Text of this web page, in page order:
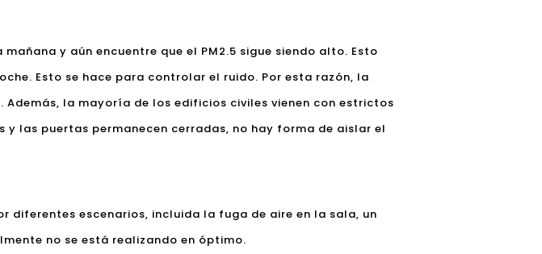
y aún encuentre que el PM2.5 sigue siendo alto. Esto
Esto se hace para controlar el ruido. Por esta razón, la
la mayoría de los edificios civiles vienen con estrictos
las puertas permanecen cerradas, no hay forma de aislar el
diferentes escenarios, incluida la fuga de aire en la sala, un
no se está realizando en óptimo.